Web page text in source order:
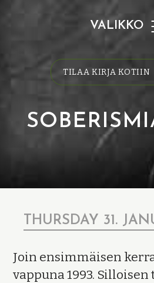
VALIKKO
TILAA KIRJA KOTIIN
THURSDAY 31.
Join ensimmäisen
vappuna 1993.